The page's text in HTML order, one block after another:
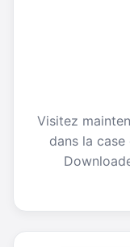
Visitez
dans la